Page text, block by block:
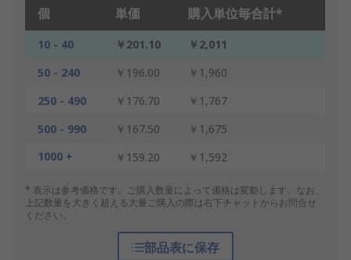
個 単価 購入単位毎合計*
10 - 40 ￥201.10
￥2,011
50 - 240
￥196.00
￥1,960
250 - 490
￥176.70
￥1,767
500 - 990
￥167.50
￥1,675
1000 +
￥159.20 ￥1,592
* 表示は参考価格です。ご購入数量によって価格は変動します。なお、
上記数量を大きく超える大量ご購入の際は右下チャットからお問合せ
ください。
部品表に保存